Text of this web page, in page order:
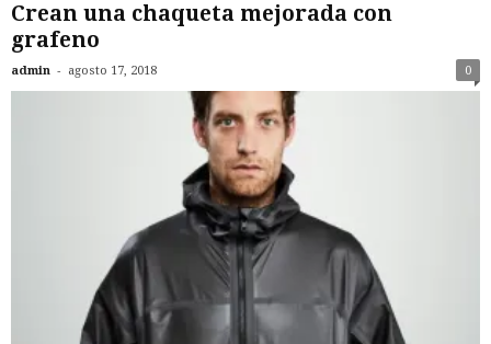
Crean una chaqueta mejorada con
grafeno
admin - agosto 17, 2018 0